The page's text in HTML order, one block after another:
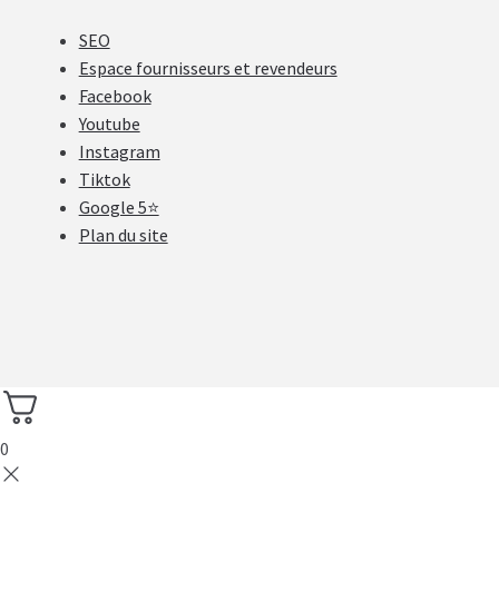
SEO
Espace fournisseurs et revendeurs
Facebook
Youtube
Instagram
Tiktok
Google 5⭐
Plan du site
0